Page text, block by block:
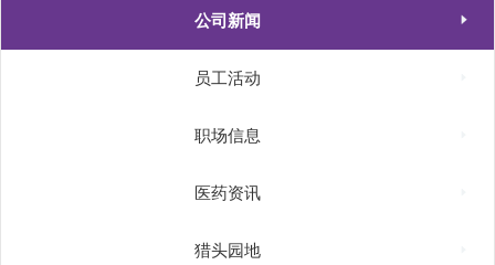
公司新闻 
员工活动
职场信息
医药资讯
猎头园地